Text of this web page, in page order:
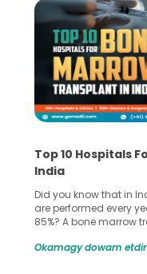
Top 10 Hospitals
India
Did you know that in
are performed every
85%? A bone
make all the
Okamagy dowam